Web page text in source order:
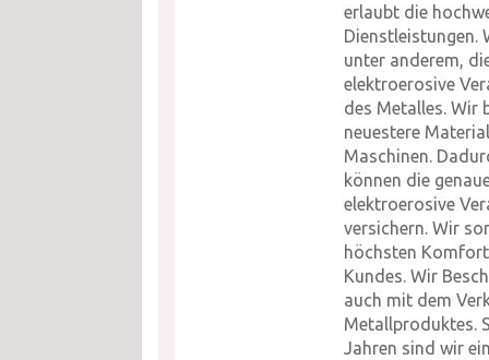
erlaubt die
Dienstleistungen.
unter anderem,
elektroerosive
des Metalles. Wir
neuestere
Maschinen.
können die
elektroerosive
versichern. Wir
höchsten
Kundes. Wir
auch mit dem
Metallproduktes.
Jahren sind wir